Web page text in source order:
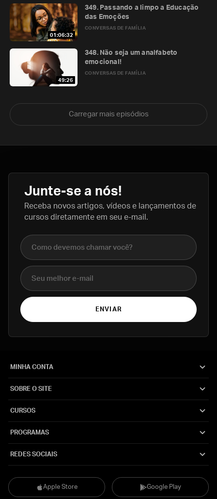
01:06:32
CONVERSAS DE FAMÍLIA
349. Passando a limpo a Educação
das Emoções
49:26
CONVERSAS DE FAMÍLIA
348. Não seja um analfabeto
emocional!
Carregar mais episódios
Junte-se a nós!
Receba novos artigos, vídeos e lançamentos de
cursos diretamente em seu e-mail.
Nome completo
E-mail
ENVIAR
Apple Store Google Play
MINHA CONTA
SOBRE O SITE
CURSOS
PROGRAMAS
REDES SOCIAIS